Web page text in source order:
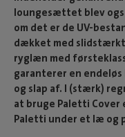
loungesættet blev
om det er de UV-
dækket med
ryglæn med
garanterer en
og slap af. I (stærk)
at bruge Paletti Cover
Paletti under et læ og